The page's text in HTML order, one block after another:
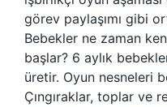
görev paylaşımı gibi
Bebekler ne zaman
başlar? 6 aylık
üretir. Oyun nesneleri
Çıngıraklar, toplar ve